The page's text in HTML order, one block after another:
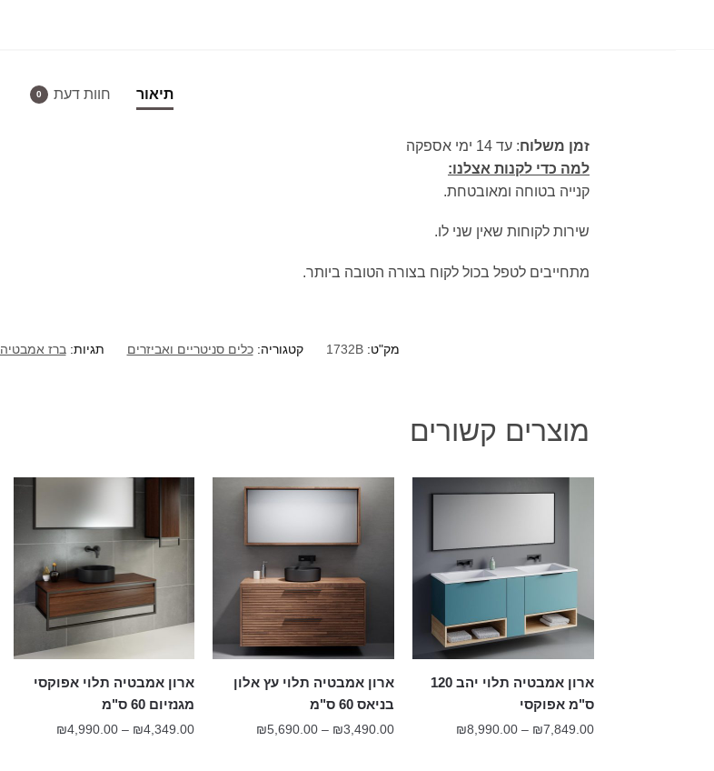
תיאור חוות דעת 0
זמן משלוח: עד 14 ימי אספקה
למה כדי לקנות אצלנו:
קנייה בטוחה ומאובטחת.
שירות לקוחות שאין שני לו.
מתחייבים לטפל בכול לקוח בצורה הטובה ביותר.
מק"ט:1732B קטגוריה:כלים סניטריים ואביזרים תגיות:ברז אמבטיה
מוצרים קשורים
ארון אמבטיה תלוי יהב 120
ס"מ אפוקסי
₪7,849.00
–
₪8,990.00
ארון אמבטיה תלוי עץ אלון
בניאס 60 ס"מ
₪3,490.00
–
₪5,690.00
טווח
ארון אמבטיה תלוי אפוקסי
מגנזיום 60 ס"מ
₪4,349.00
–
₪4,990.00
טווח